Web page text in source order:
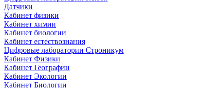
Датчики
Кабинет физики
Кабинет химии
Кабинет биологии
Кабинет естествознания
Цифровые лаборатории Строникум
Кабинет Физики
Кабинет Географии
Кабинет Экологии
Кабинет Биологии